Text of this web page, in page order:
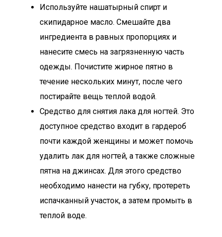
Используйте нашатырный спирт и
скипидарное масло. Смешайте два
ингредиента в равных пропорциях и
нанесите смесь на загрязненную часть
одежды. Почистите жирное пятно в
течение нескольких минут, после чего
постирайте вещь теплой водой.
Средство для снятия лака для ногтей. Это
доступное средство входит в гардероб
почти каждой женщины и может помочь
удалить лак для ногтей, а также сложные
пятна на джинсах. Для этого средство
необходимо нанести на губку, протереть
испачканный участок, а затем промыть в
теплой воде.